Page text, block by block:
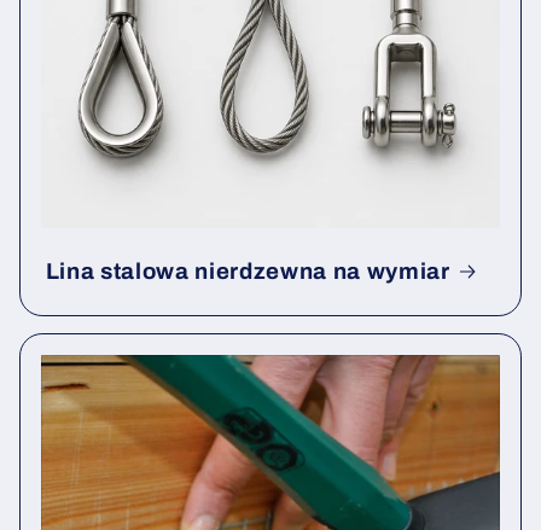
Lina stalowa nierdzewna na wymiar